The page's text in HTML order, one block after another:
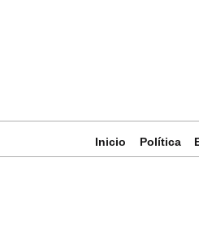
Inicio Política